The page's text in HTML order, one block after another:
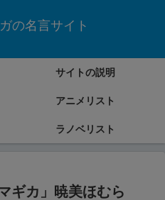
の名言サイト
サイトの説明
アニメリスト
ラノベリスト
ギカ」暁美ほむら